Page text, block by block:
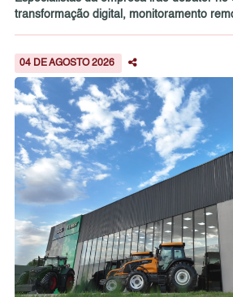
transformação digital, monitoramento
04 DE AGOSTO 2026